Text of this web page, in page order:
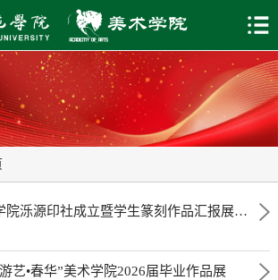
齐鲁师范学院美术学院泺源印社成立暨学生篆刻作品汇报展专题（一）
艺•春华”美术学院2026届毕业作品展